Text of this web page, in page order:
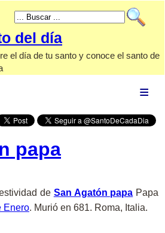
del día
el día de tu santo y conoce el santo de
papa
de San Agatón papa Papa
Enero. Murió en 681. Roma, Italia.